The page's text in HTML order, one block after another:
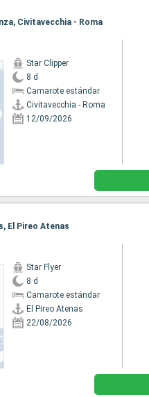
Civitavecchia - Roma
Star Clipper
8 d
Camarote estándar
Civitavecchia - Roma
12/09/2026
El Pireo Atenas
Star Flyer
8 d
Camarote estándar
El Pireo Atenas
22/08/2026